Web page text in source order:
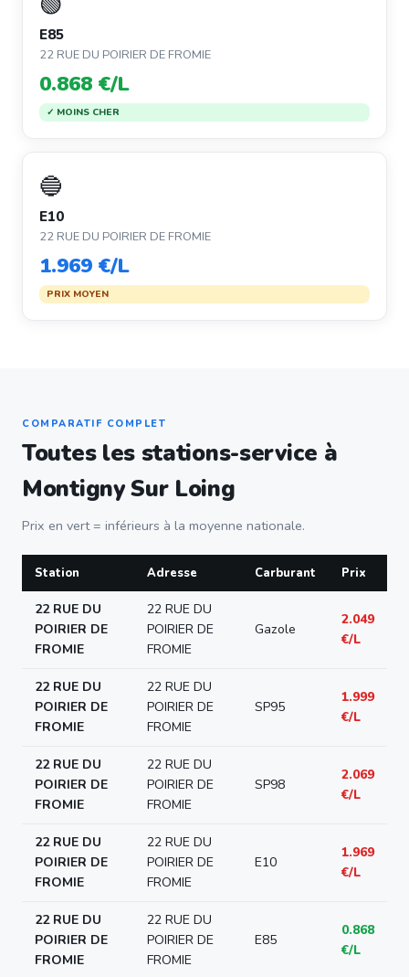
E85
22 RUE DU POIRIER DE FROMIE
0.868 €/L
✓ MOINS CHER
🔵
E10
22 RUE DU POIRIER DE FROMIE
1.969 €/L
PRIX MOYEN
COMPARATIF COMPLET
Toutes les stations-service à
Montigny Sur Loing
Prix en vert = inférieurs à la moyenne nationale.
Station Adresse Carburant Prix
22 RUE DU
POIRIER DE
FROMIE
22 RUE DU
POIRIER DE
FROMIE
Gazole
2.049
€/L
22 RUE DU
POIRIER DE
FROMIE
22 RUE DU
POIRIER DE
FROMIE
SP95
1.999
€/L
22 RUE DU
POIRIER DE
FROMIE
22 RUE DU
POIRIER DE
FROMIE
SP98
2.069
€/L
22 RUE DU
POIRIER DE
FROMIE
22 RUE DU
POIRIER DE
FROMIE
E10
1.969
€/L
22 RUE DU
POIRIER DE
FROMIE
22 RUE DU
POIRIER DE
FROMIE
E85
0.868
€/L